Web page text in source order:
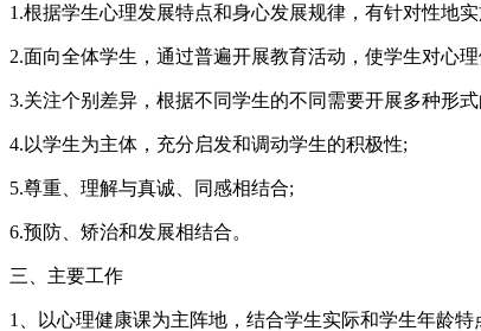
1.根据学生心理发展特点和身心发展规律，有针对性地
2.面向全体学生，通过普遍开展教育活动，使学生对心
3.关注个别差异，根据不同学生的不同需要开展多种形
4.以学生为主体，充分启发和调动学生的积极性;
5.尊重、理解与真诚、同感相结合;
6.预防、矫治和发展相结合。
三、主要工作
1、以心理健康课为主阵地，结合学生实际和学生年龄